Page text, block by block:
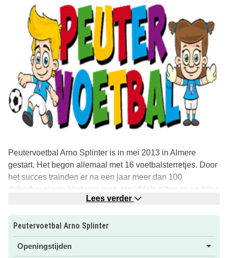
Peutervoetbal Arno Splinter is in mei 2013 in Almere
gestart. Het begon allemaal met 16 voetbalsterretjes. Door
het succes trainden er na een jaar meer dan 100
dolenthousiaste kinderen mee. Inmiddels zitten ze op bijna
Nu is het ook uitgebreid naar Huizen en Naarden! Elke
tijd om lekker te bewegen met (nieuwe) vriendjes en
Lees verder
Peutervoetbal Arno Splinter
Openingstijden